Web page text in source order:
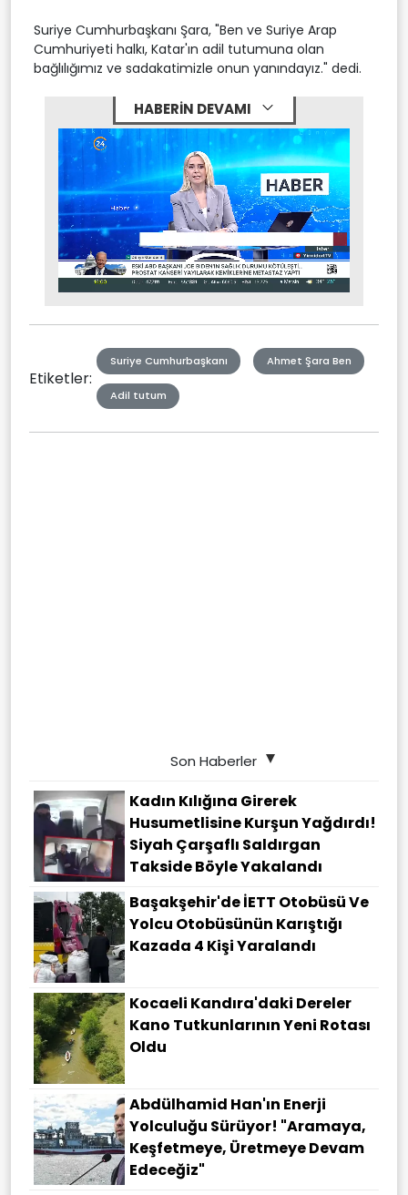
Suriye Cumhurbaşkanı Şara, "Ben ve Suriye Arap
Cumhuriyeti halkı, Katar'ın adil tutumuna olan
bağlılığımız ve sadakatimizle onun yanındayız." dedi.
HABERİN DEVAMI
Mute Stream
Etiketler:
Suriye Cumhurbaşkanı Ahmet Şara Ben
Adil tutum
Son Haberler
Kadın Kılığına Girerek
Husumetlisine Kurşun Yağdırdı!
Siyah Çarşaflı Saldırgan
Takside Böyle Yakalandı
Başakşehir'de İETT Otobüsü Ve
Yolcu Otobüsünün Karıştığı
Kazada 4 Kişi Yaralandı
Kocaeli Kandıra'daki Dereler
Kano Tutkunlarının Yeni Rotası
Oldu
Abdülhamid Han'ın Enerji
Yolculuğu Sürüyor! "Aramaya,
Keşfetmeye, Üretmeye Devam
Edeceğiz"